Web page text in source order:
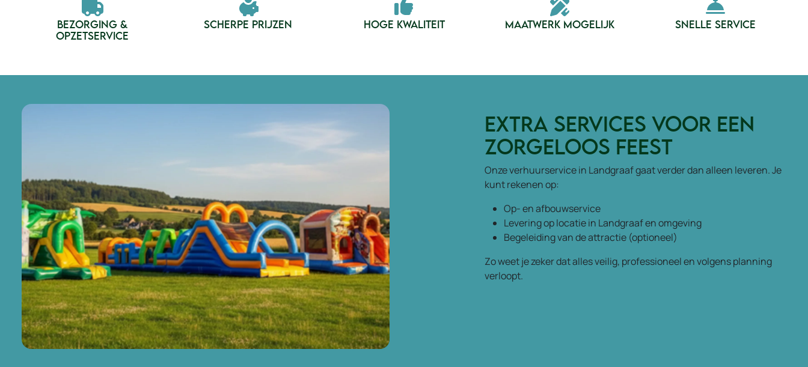
BEZORGING &
OPZETSERVICE
SCHERPE PRIJZEN HOGE KWALITEIT MAATWERK MOGELIJK SNELLE SERVICE
Extra services voor een
zorgeloos feest
Onze verhuurservice in Landgraaf gaat verder dan alleen leveren. Je
kunt rekenen op:
Op- en afbouwservice
Levering op locatie in Landgraaf en omgeving
Begeleiding van de attractie (optioneel)
Zo weet je zeker dat alles veilig, professioneel en volgens planning
verloopt.